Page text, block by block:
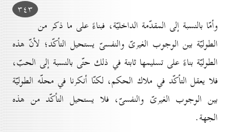
۳٤۳
وأمّا بالنسبة إلى المقدّمة الداخليّة، فبناءً على ما ذكر من
الطوليّة بين الوجوب الغيرىّ والنفسىّ يستحيل التأكّد؛ لأنّ هذه
الطوليّة بناءً على تسليمها ثابتة في ذلك حتّى بالنسبة إلى الحبّ،
فلا يعقل التأكّد في ملاك الحكم، لكنّا أنكرنا في محلّه الطوليّة
بين الوجوب الغيرىّ والنفسىّ، فلا يستحيل التأكّد من هذه
الجهة.